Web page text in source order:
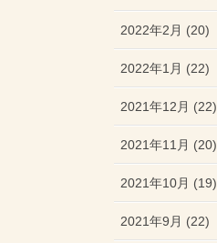
2022年2月 (20)
2022年1月 (22)
2021年12月 (22)
2021年11月 (20)
2021年10月 (19)
2021年9月 (22)